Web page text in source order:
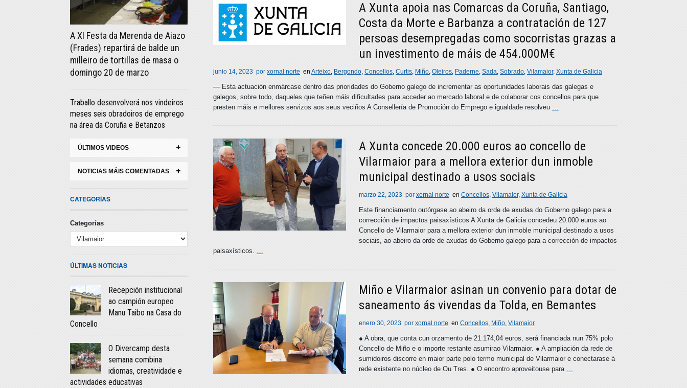
A Xunta apoia nas Comarcas da Coruña, Santiago,
Costa da Morte e Barbanza a contratación de 127
persoas desempregadas como socorristas grazas a
un investimento de máis de 454.000M€
junio 14, 2023 por xornal norte en Arteixo, Bergondo, Concellos, Curtis, Miño, Oleiros, Paderne, Sada, Sobrado, Vilamaior, Xunta de Galicia
— Esta actuación enmárcase dentro das prioridades do Goberno galego de incrementar as oportunidades laborais das galegas e
galegos, sobre todo, daqueles que teñen máis dificultades para acceder ao mercado laboral e de colaborar cos concellos para que
presten máis e mellores servizos aos seus veciños A Consellería de Promoción do Emprego e igualdade resolveu …
A Xunta concede 20.000 euros ao concello de
Vilarmaior para a mellora exterior dun inmoble
municipal destinado a usos sociais
marzo 22, 2023 por xornal norte en Concellos, Vilamaior, Xunta de Galicia
Este financiamento outórgase ao abeiro da orde de axudas do Goberno galego para a
corrección de impactos paisaxísticos A Xunta de Galicia concedeu 20.000 euros ao
Concello de Vilarmaior para a mellora exterior dun inmoble municipal destinado a usos
sociais, ao abeiro da orde de axudas do Goberno galego para a corrección de impactos
paisaxísticos. …
Miño e Vilarmaior asinan un convenio para dotar de
saneamento ás vivendas da Tolda, en Bemantes
enero 30, 2023 por xornal norte en Concellos, Miño, Vilamaior
● A obra, que conta cun orzamento de 21.174,04 euros, será financiada nun 75% polo
Concello de Miño e o importe restante asumirao Vilarmaior. ● A ampliación da rede de
sumidoiros discorre en maior parte polo termo municipal de Vilarmaior e conectarase á
rede existente no núcleo de Ou Tres. ● O encontro aproveitouse para …
A XI Festa da Merenda de Aiazo
(Frades) repartirá de balde un
milleiro de tortillas de masa o
domingo 20 de marzo
Traballo desenvolverá nos vindeiros
meses seis obradoiros de emprego
na área da Coruña e Betanzos
ÚLTIMOS VIDEOS
NOTICIAS MÁIS COMENTADAS
CATEGORÍAS
Categorías
ÚLTIMAS NOTICIAS
Recepción institucional
ao campión europeo
Manu Taibo na Casa do
Concello
O Divercamp desta
semana combina
idiomas, creatividade e
actividades educativas